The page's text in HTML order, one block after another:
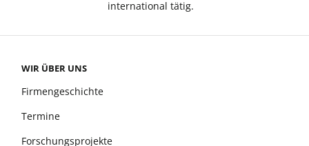
international tätig.
WIR ÜBER UNS
Firmengeschichte
Termine
Forschungsprojekte